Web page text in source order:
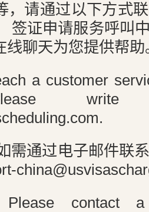
，请通过以下方式
签证申请服务呼叫
线聊天为您提供帮助
a customer
write
需通过电子邮件联
Please contact